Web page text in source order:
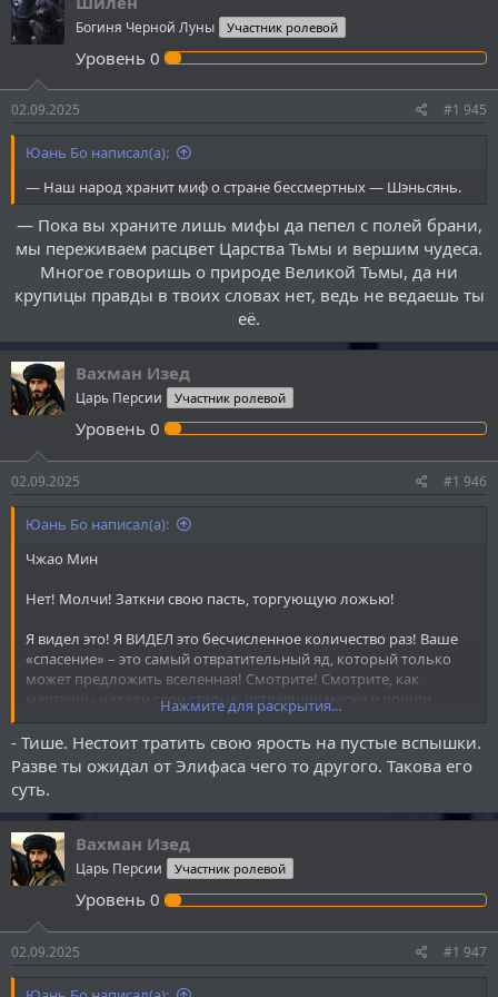
ц
и
и
Богиня Черной Луны Участник ролевой
Уровень 0
02.09.2025 #1 945
Юань Бо написал(а):
— Наш народ хранит миф о стране бессмертных — Шэньсянь.
— Пока вы храните лишь мифы да пепел с полей брани,
мы переживаем расцвет Царства Тьмы и вершим чудеса.
Многое говоришь о природе Великой Тьмы, да ни
крупицы правды в твоих словах нет, ведь не ведаешь ты
её.​
Вахман Изед
Царь Персии Участник ролевой
Уровень 0
02.09.2025 #1 946
Юань Бо написал(а):
Чжао Мин
Нет! Молчи! Заткни свою пасть, торгующую ложью!
Я видел это! Я ВИДЕЛ это бесчисленное количество раз! Ваше
«спасение» – это самый отвратительный яд, который только
может предложить вселенная! Смотрите! Смотрите, как
мертвецы надели свои старые, истлевшие маски и пошли
обманывать тех, кто слишком отчаялся, чтобы видеть разницу
между надеждой и пыткой!
Этот спектакль с исцелением… Мою ярость не передать
словами! Ты смотришь на этих людей и видишь успех? А я вижу
осквернение! Ты погасил в них жизнь! Ты украл у девочки её
будущее, её слёзы, её смех, её право ошибаться и любить! Ты
подменил её душу на эту… эту пустую куклу с послушной
улыбкой! Это не спасение – это надругательство над самой
сутью бытия!
Разве ты не видишь? Ты не дал им силу! Ты надел на них
ошейники! Ты ампутировал их души, чтобы они больше не
Нажмите для раскрытия...
- Тише. Нестоит тратить свою ярость на пустые вспышки.
Разве ты ожидал от Элифаса чего то другого. Такова его
суть.
Вахман Изед
Царь Персии Участник ролевой
Уровень 0
02.09.2025 #1 947